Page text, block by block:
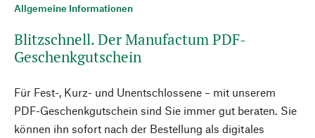
Allgemeine Informationen
Blitzschnell. Der Manufactum PDF-
Geschenkgutschein
Für Fest-, Kurz- und Unentschlossene – mit unserem
PDF-Geschenkgutschein sind Sie immer gut beraten. Sie
können ihn sofort nach der Bestellung als digitales